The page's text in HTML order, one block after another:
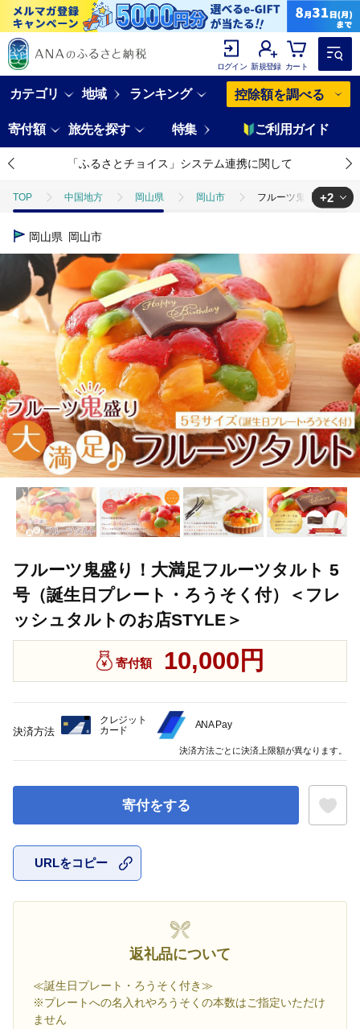
ログイン 新規登録 カート
カテゴリ 地域 ランキング 控除額を調べる
寄付額 旅先を探す 特集 ご利用ガイド
「ふるさとチョイス」システム連携に関して
TOP 中国地方 岡山県 岡山市 フルーツ鬼盛り！大満
TOP
TOP パン・菓子類 洋菓子 ケーキ フルーツ鬼盛り
+2
岡山県 岡山市
フルーツ鬼盛り！大満足フルーツタルト 5
号（誕生日プレート・ろうそく付）＜フレ
ッシュタルトのお店STYLE＞
寄付額 10,000円
寄付をする
URLをコピー
返礼品について
≪誕生日プレート・ろうそく付き≫
※プレートへの名入れやろうそくの本数はご指定いただけ
ません
決済方法
クレジット
カード
ANA Pay
決済方法ごとに決済上限額が異なります。